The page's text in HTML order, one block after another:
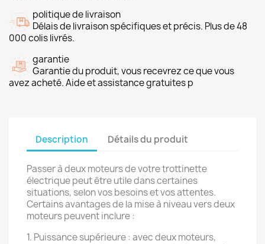
politique de livraison
Délais de livraison spécifiques et précis. Plus de 48
000 colis livrés.
garantie
Garantie du produit, vous recevrez ce que vous
avez acheté. Aide et assistance gratuites p
Description Détails du produit
Passer à deux moteurs de votre trottinette
électrique peut être utile dans certaines
situations, selon vos besoins et vos attentes.
Certains avantages de la mise à niveau vers deux
moteurs peuvent inclure :
1. Puissance supérieure : avec deux moteurs,